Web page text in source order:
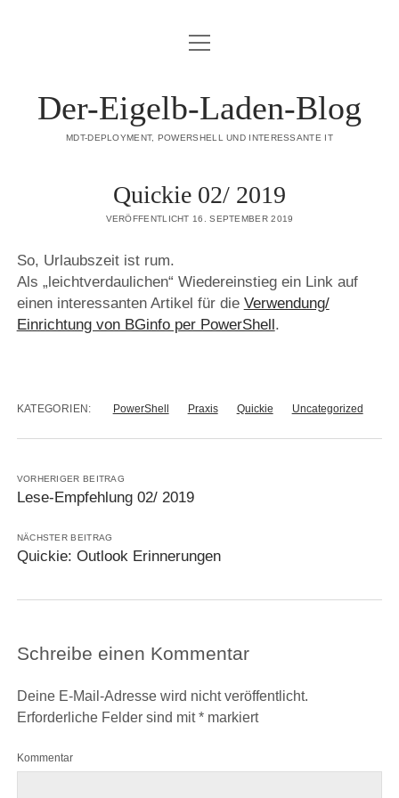
DATENSCHUTZERKLÄRUNG
mastodon
Menü
öffnen
Der-Eigelb-Laden-Blog
MDT-DEPLOYMENT, POWERSHELL UND INTERESSANTE IT
Quickie 02/ 2019
VERÖFFENTLICHT 16. SEPTEMBER 2019
So, Urlaubszeit ist rum.
Als „leichtverdaulichen“ Wiedereinstieg ein Link auf
einen interessanten Artikel für die Verwendung/
Einrichtung von BGinfo per PowerShell.
KATEGORIEN: PowerShell Praxis Quickie Uncategorized
VORHERIGER BEITRAG
Lese-Empfehlung 02/ 2019
NÄCHSTER BEITRAG
Quickie: Outlook Erinnerungen
Schreibe einen Kommentar
Deine E-Mail-Adresse wird nicht veröffentlicht.
Erforderliche Felder sind mit*markiert
Kommentar